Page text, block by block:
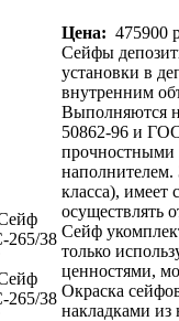
Цена: 475900
Сейфы
установки в
внутренним
Выполняются
50862-96 и
прочностными
класса),
осуществлять
Сейф
только
ценностями,
Окраска
накладками